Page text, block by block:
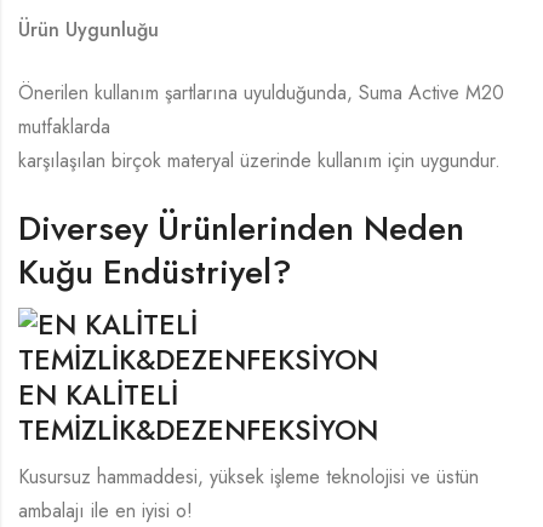
Ürün Uygunluğu
Önerilen kullanım şartlarına uyulduğunda, Suma Active M20
mutfaklarda
karşılaşılan birçok materyal üzerinde kullanım için uygundur.
Diversey Ürünlerinden Neden
Kuğu Endüstriyel?
EN KALİTELİ
TEMİZLİK&DEZENFEKSİYON
Kusursuz hammaddesi, yüksek işleme teknolojisi ve üstün
ambalajı ile en iyisi o!